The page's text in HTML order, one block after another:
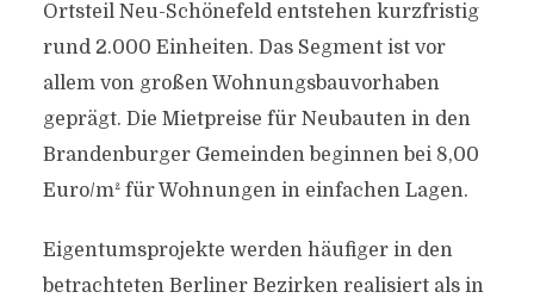
Ortsteil Neu-Schönefeld entstehen kurzfristig
rund 2.000 Einheiten. Das Segment ist vor
allem von großen Wohnungsbauvorhaben
geprägt. Die Mietpreise für Neubauten in den
Brandenburger Gemeinden beginnen bei 8,00
Euro/m² für Wohnungen in einfachen Lagen.
Eigentumsprojekte werden häufiger in den
betrachteten Berliner Bezirken realisiert als in